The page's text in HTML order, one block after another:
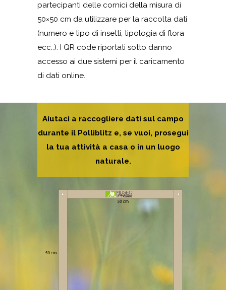
partecipanti delle cornici della misura di
50×50 cm da utilizzare per la raccolta dati
(numero e tipo di insetti, tipologia di flora
ecc..). I QR code riportati sotto danno
accesso ai due sistemi per il caricamento
di dati online.
Aiutaci a raccogliere dati sul campo
durante il Polliblitz e, se vuoi, prosegui
la tua attività a casa o in un luogo
naturale.